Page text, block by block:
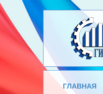
ГЛАВНАЯ